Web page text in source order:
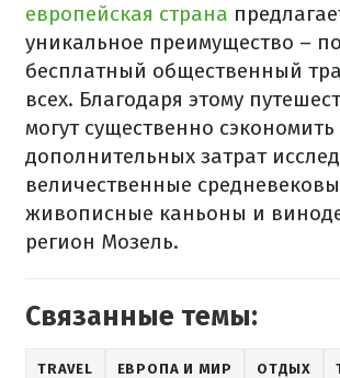
европейская страна
уникальное преимущество –
бесплатный общественный
всех. Благодаря этому
могут существенно сэкономить
дополнительных затрат
величественные
живописные каньоны и
регион Мозель.
Связанные темы:
TRAVEL ЕВРОПА И МИР ОТДЫХ